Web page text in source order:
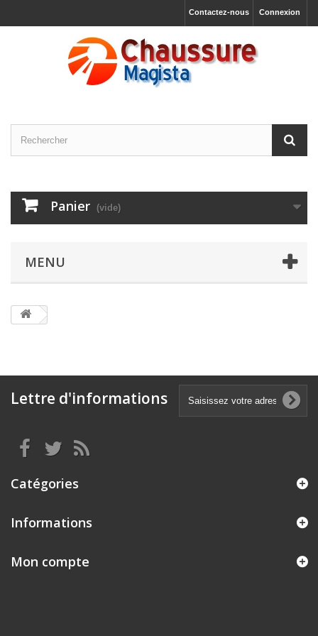
Connexion
Contactez-nous
Panier (vide)
MENU
Lettre d'informations
Catégories
Informations
Mon compte